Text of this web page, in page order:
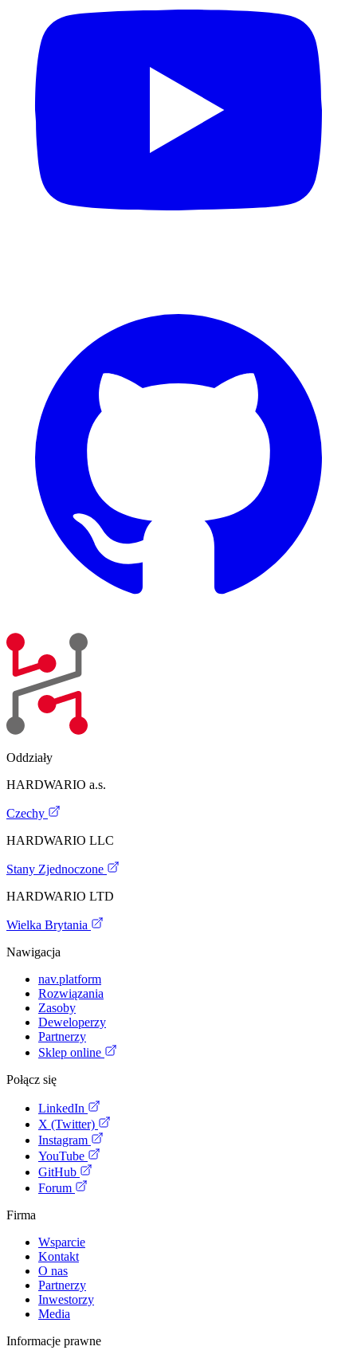
Oddziały
HARDWARIO a.s.
Czechy
HARDWARIO LLC
Stany Zjednoczone
HARDWARIO LTD
Wielka Brytania
Nawigacja
nav.platform
Rozwiązania
Zasoby
Deweloperzy
Partnerzy
Sklep online
Połącz się
LinkedIn
X (Twitter)
Instagram
YouTube
GitHub
Forum
Firma
Wsparcie
Kontakt
O nas
Partnerzy
Inwestorzy
Media
Informacje prawne